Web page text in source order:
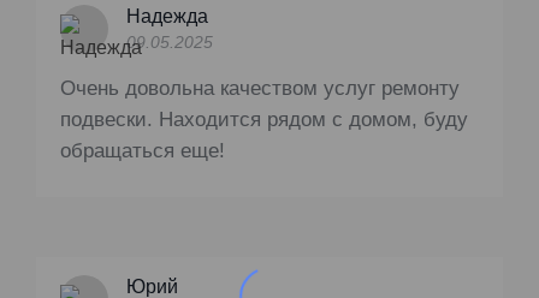
Надежда
09.05.2025
Очень довольна качеством услуг ремонту
подвески. Находится рядом с домом, буду
обращаться еще!
Юрий